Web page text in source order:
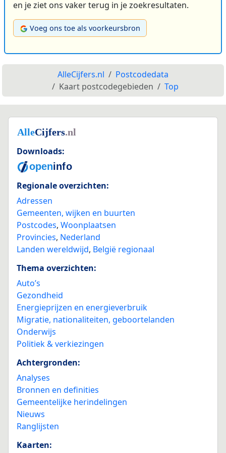
en je ziet ons vaker terug in je zoekresultaten.
Voeg ons toe als voorkeursbron
AlleCijfers.nl
Postcodedata
Kaart postcodegebieden
Top
Downloads:
Regionale overzichten:
Adressen
Gemeenten, wijken en buurten
Postcodes, Woonplaatsen
Provincies, Nederland
Landen wereldwijd, België regionaal
Thema overzichten:
Auto’s
Gezondheid
Energieprijzen en energieverbruik
Migratie, nationaliteiten, geboortelanden
Onderwijs
Politiek & verkiezingen
Achtergronden:
Analyses
Bronnen en definities
Gemeentelijke herindelingen
Nieuws
Ranglijsten
Kaarten: